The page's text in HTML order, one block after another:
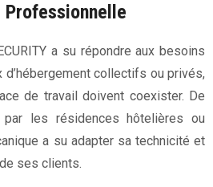
Professionnelle
a su répondre aux besoins
collectifs ou privés,
de travail doivent coexister. De
par les résidences hôtelières ou
a su adapter sa technicité et
ses clients.